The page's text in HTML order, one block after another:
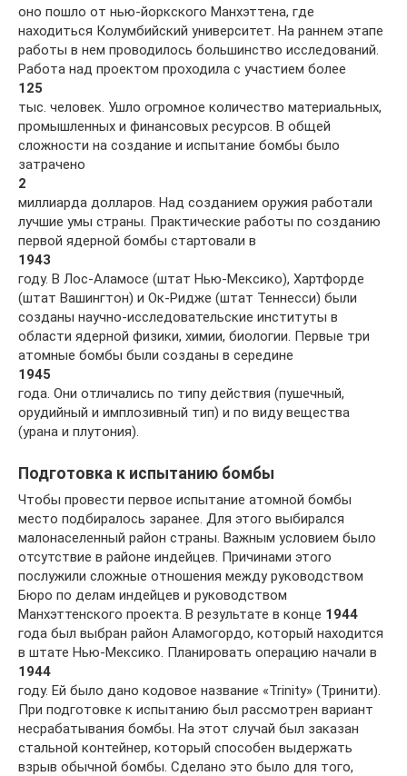
оно пошло от нью-йоркского Манхэттена, где
находиться Колумбийский университет. На раннем этапе
работы в нем проводилось большинство исследований.
Работа над проектом проходила с участием более
125
тыс. человек. Ушло огромное количество материальных,
промышленных и финансовых ресурсов. В общей
сложности на создание и испытание бомбы было
затрачено
2
миллиарда долларов. Над созданием оружия работали
лучшие умы страны. Практические работы по созданию
первой ядерной бомбы стартовали в
1943
году. В Лос-Аламосе (штат Нью-Мексико), Хартфорде
(штат Вашингтон) и Ок-Ридже (штат Теннесси) были
созданы научно-исследовательские институты в
области ядерной физики, химии, биологии. Первые три
атомные бомбы были созданы в середине
1945
года. Они отличались по типу действия (пушечный,
орудийный и имплозивный тип) и по виду вещества
(урана и плутония).
Подготовка к испытанию бомбы
Чтобы провести первое испытание атомной бомбы
место подбиралось заранее. Для этого выбирался
малонаселенный район страны. Важным условием было
отсутствие в районе индейцев. Причинами этого
послужили сложные отношения между руководством
Бюро по делам индейцев и руководством
Манхэттенского проекта. В результате в конце 1944
года был выбран район Аламогордо, который находится
в штате Нью-Мексико. Планировать операцию начали в
1944
году. Ей было дано кодовое название «Trinity» (Тринити).
При подготовке к испытанию был рассмотрен вариант
несрабатывания бомбы. На этот случай был заказан
стальной контейнер, который способен выдержать
взрыв обычной бомбы. Сделано это было для того,